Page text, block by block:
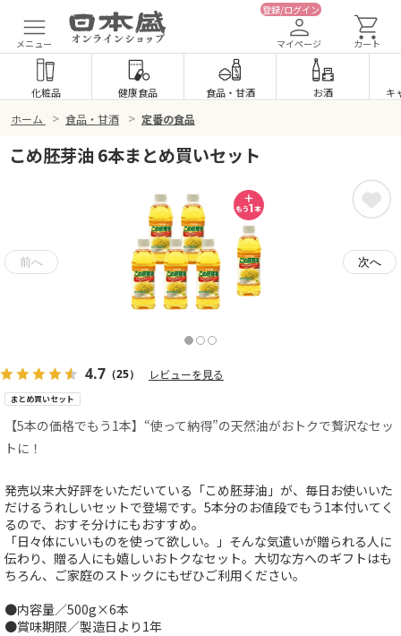
メニュー
登録/ログイン
マイページ カート
化粧品 健康食品 食品・ 甘酒 お酒 キ
ホーム > 食品・甘酒 > 定番の食品
こめ胚芽油 6本まとめ買いセット
4.7 （25） レビューを見る
まとめ買いセット
【5本の価格でもう1本】“使って納得”の天然油がおトクで贅沢なセッ
トに！
発売以来大好評をいただいている「こめ胚芽油」が、毎日お使いいた
だけるうれしいセットで登場です。5本分のお値段でもう1本付いてく
るので、おすそ分けにもおすすめ。
「日々体にいいものを使って欲しい。」そんな気遣いが贈られる人に
伝わり、贈る人にも嬉しいおトクなセット。大切な方へのギフトはも
ちろん、ご家庭のストックにもぜひご利用ください。
●内容量／500g×6本
●賞味期限／製造日より1年